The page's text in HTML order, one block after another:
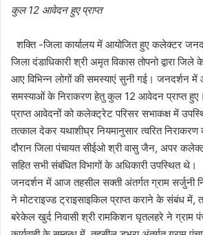
कुल 12 आवेदन हुए प्राप्त
शक्ति -जिला कार्यालय में आयोजित हुए कलेक्टर
जिला दंडाधिकारी श्री अमृत विकास तोपनो द्वारा
आए विभिन्न लोगों की समस्याएं सुनी गई।
समस्याओं के निराकरण हेतु कुल 12 आवेदन प्राप्त
प्राप्त आवेदनों को कलेक्ट्रेट परिसर सभाकक्ष में
तत्काल देकर यथाशीघ्र नियमानुसार त्वरित
दौरान जिला पंचायत सीईओ श्री वासु जैन, अपर
सहित सभी संबंधित विभागों के अधिकारी उपस्थित थे।
जनदर्शन में आज तहसील सक्ती अंतर्गत ग्राम सर्जुनी
ने मोटराइज्ड ट्राइसाइकिल प्राप्त कराने के संबंध में,
बरेकेल खुर्द निवासी श्री रामकिशन घृतलहरे ने ग्राम